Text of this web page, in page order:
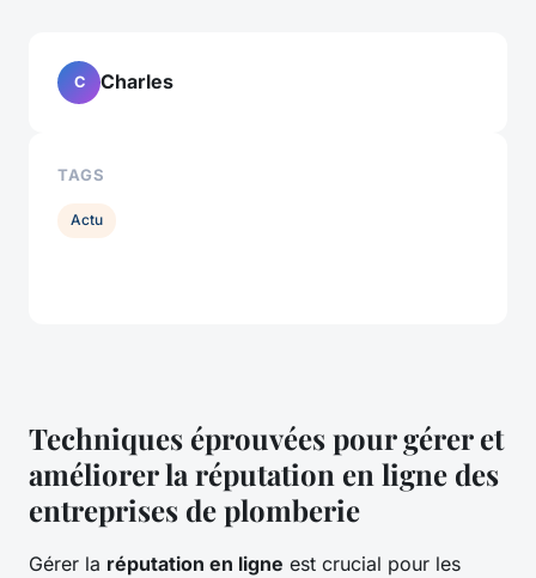
Techniques éprouvées pour gérer et
améliorer la réputation en ligne des
entreprises de plomberie
Gérer la réputation en ligne est crucial pour les
C Charles
TAGS
Actu